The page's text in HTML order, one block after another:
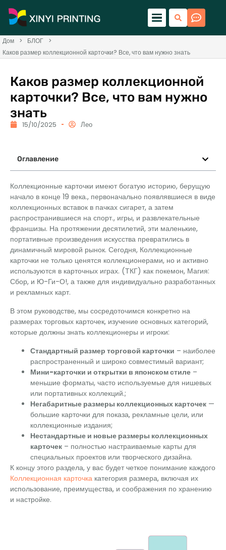
Дом > БЛОГ
>
Каков размер коллекционной карточки? Все, что вам нужно знать
Каков размер коллекционной
карточки? Все, что вам нужно
знать
15/10/2025 Лео
Оглавление
Коллекционные карточки имеют богатую историю, берущую
начало в конце 19 века., первоначально появлявшиеся в виде
коллекционных вставок в пачках сигарет, а затем
распространившиеся на спорт., игры, и развлекательные
франшизы. На протяжении десятилетий, эти маленькие,
портативные произведения искусства превратились в
динамичный мировой рынок. Сегодня, Коллекционные
карточки не только ценятся коллекционерами, но и активно
используются в карточных играх. (ТКГ) как покемон, Магия:
Сбор, и Ю-Ги-О!, а также для индивидуально разработанных
и рекламных карт.
В этом руководстве, мы сосредоточимся конкретно на
размерах торговых карточек, изучение основных категорий,
которые должны знать коллекционеры и игроки:
Стандартный размер торговой карточки – наиболее
распространенный и широко совместимый вариант;
Мини-карточки и открытки в японском стиле –
меньшие форматы, часто используемые для нишевых
или портативных коллекций.;
Негабаритные размеры коллекционных карточек —
большие карточки для показа, рекламные цели, или
коллекционные издания;
Нестандартные и новые размеры коллекционных
карточек – полностью настраиваемые карты для
специальных проектов или творческого дизайна.
К концу этого раздела, у вас будет четкое понимание каждого
Коллекционная карточка категория размера, включая их
использование, преимущества, и соображения по хранению
и настройке.